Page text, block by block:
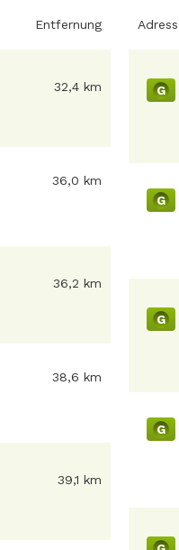
Entfernung
32,4 km
36,0 km
36,2 km
38,6 km
39,1 km
G
G
G
G